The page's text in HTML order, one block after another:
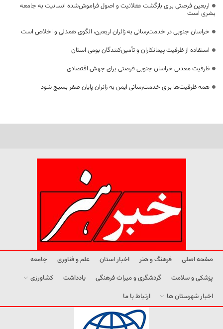
اربعین فرصتی برای بازگشت عقلانیت و اصول فراموش‌شده انسانیت به جامعه
بشری است
خراسان جنوبی در خدمت‌رسانی به زائران اربعین، الگوی همدلی و اخلاص است
استفاده از ظرفیت پیمانکاران و تأمین‌کنندگان بومی استان
ظرفیت معدنی خراسان جنوبی فرصتی برای جهش اقتصادی
همه ظرفیت‌ها برای خدمت‌رسانی ایمن به زائران پایان صفر بسیج شود
صفحه اصلی فرهنگ و هنر اخبار استان علم و فناوری
جامعه
پزشکی و سلامت
گردشگری و میراث فرهنگی یادداشت
کشاورزی
اخبار شهرستان ها
ارتباط با ما